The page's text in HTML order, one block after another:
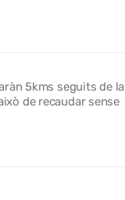
5kms seguits de la
de recaudar sense